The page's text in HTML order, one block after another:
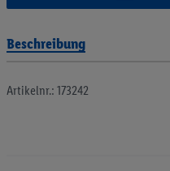
Beschreibung
Artikelnr.: 173242